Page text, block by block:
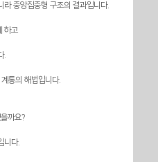
라 중앙집중형 구조의 결과입니다.
하고
.
통의 해법입니다.
까요?
니다.